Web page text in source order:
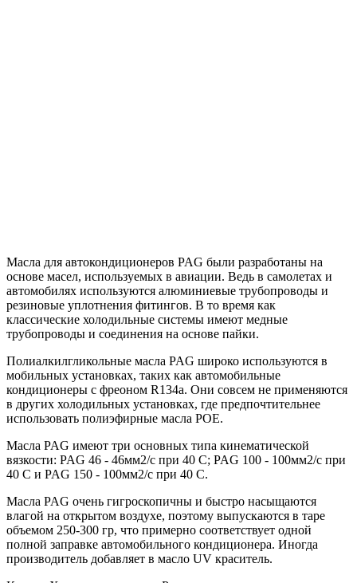
Масла для автокондиционеров PAG были разработаны на
основе масел, используемых в авиации. Ведь в самолетах и
автомобилях используются алюминиевые трубопроводы и
резиновые уплотнения фитингов. В то время как
классические холодильные системы имеют медные
трубопроводы и соединения на основе пайки.
Полиалкилгликольные масла PAG широко используются в
мобильных установках, таких как автомобильные
кондиционеры с фреоном R134a. Они совсем не применяются
в других холодильных установках, где предпочтительнее
использовать полиэфирные масла POE.
Масла PAG имеют три основных типа кинематической
вязкости: PAG 46 - 46мм2/с при 40 C; PAG 100 - 100мм2/с при
40 C и PAG 150 - 100мм2/с при 40 C.
Масла PAG очень гигроскопичны и быстро насыщаются
влагой на открытом воздухе, поэтому выпускаются в таре
объемом 250-300 гр, что примерно соответствует одной
полной заправке автомобильного кондиционера. Иногда
производитель добавляет в масло UV краситель.